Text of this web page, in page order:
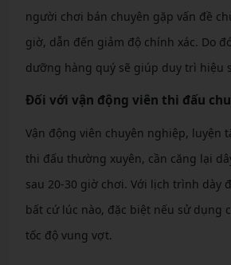
người chơi bán chuyên gặp vấn đề
giờ, dẫn đến giảm độ chính xác. Do
dưỡng hàng quý sẽ giúp duy trì hiệu
Đối với vận động viên thi đấu
Vận động viên chuyên nghiệp, luyện
thi đấu thường xuyên, cần căng lại
sau 20-30 giờ chơi. Với lịch trình dày
bất cứ lúc nào, đặc biệt nếu sử dụng
tốc độ vung vợt.